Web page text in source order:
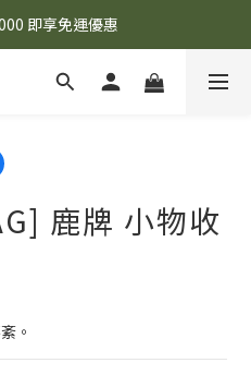
嗎？ 點擊查看最新優惠！
即享免運優惠
嗎？ 點擊查看最新優惠！
鹿牌 小物收
。